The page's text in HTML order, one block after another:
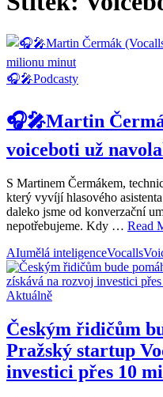
🎧🎤Podcasty
🎧🎤Martin
voiceboti už
S Martinem Čermákem,
který vyvíjí hlasového
daleko jsme od konverzační
nepotřebujeme. Kdy … Read
AIumělá inteligenceVocalls
Aktuálně
Českým řidičům
Pražský startup
investici přes 10